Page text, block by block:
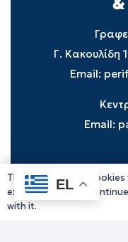
Γ. Κακουλίδη
Email:
Email:
EL
This website uses
experience. If you
with it.